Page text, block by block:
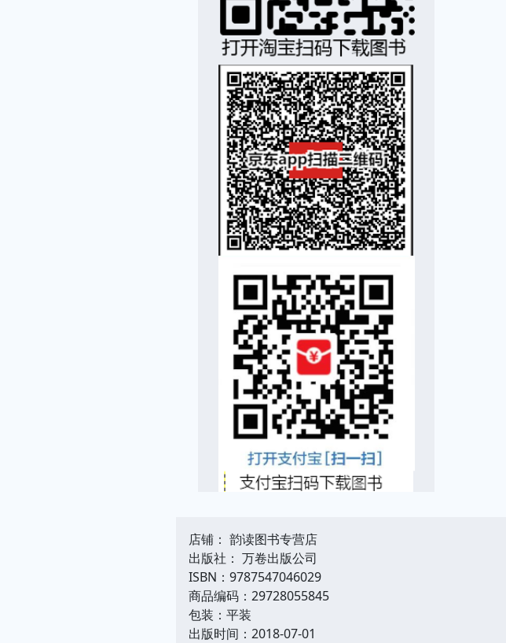
店铺： 韵读图书专营店
出版社： 万卷出版公司
ISBN：9787547046029
商品编码：29728055845
包装：平装
出版时间：2018-07-01